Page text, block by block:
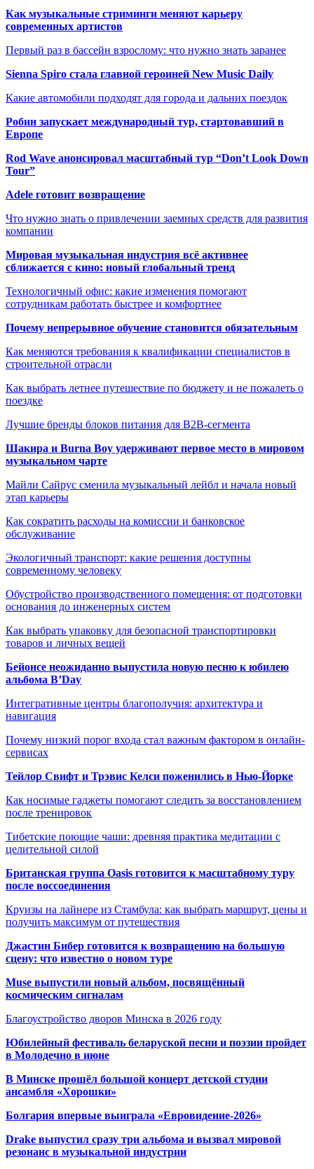
Как музыкальные стриминги меняют карьеру
современных артистов
Первый раз в бассейн взрослому: что нужно знать заранее
Sienna Spiro стала главной героиней New Music Daily
Какие автомобили подходят для города и дальних поездок
Робин запускает международный тур, стартовавший в
Европе
Rod Wave анонсировал масштабный тур “Don’t Look Down
Tour”
Adele готовит возвращение
Что нужно знать о привлечении заемных средств для развития
компании
Мировая музыкальная индустрия всё активнее
сближается с кино: новый глобальный тренд
Технологичный офис: какие изменения помогают
сотрудникам работать быстрее и комфортнее
Почему непрерывное обучение становится обязательным
Как меняются требования к квалификации специалистов в
строительной отрасли
Как выбрать летнее путешествие по бюджету и не пожалеть о
поездке
Лучшие бренды блоков питания для B2B-сегмента
Шакира и Burna Boy удерживают первое место в мировом
музыкальном чарте
Майли Сайрус сменила музыкальный лейбл и начала новый
этап карьеры
Как сократить расходы на комиссии и банковское
обслуживание
Экологичный транспорт: какие решения доступны
современному человеку
Обустройство производственного помещения: от подготовки
основания до инженерных систем
Как выбрать упаковку для безопасной транспортировки
товаров и личных вещей
Бейонсе неожиданно выпустила новую песню к юбилею
альбома B’Day
Интегративные центры благополучия: архитектура и
навигация
Почему низкий порог входа стал важным фактором в онлайн-
сервисах
Тейлор Свифт и Трэвис Келси поженились в Нью-Йорке
Как носимые гаджеты помогают следить за восстановлением
после тренировок
Тибетские поющие чаши: древняя практика медитации с
целительной силой
Британская группа Oasis готовится к масштабному туру
после воссоединения
Круизы на лайнере из Стамбула: как выбрать маршрут, цены и
получить максимум от путешествия
Джастин Бибер готовится к возвращению на большую
сцену: что известно о новом туре
Muse выпустили новый альбом, посвящённый
космическим сигналам
Благоустройство дворов Минска в 2026 году
Юбилейный фестиваль беларуской песни и поэзии пройдет
в Молодечно в июне
В Минске прошёл большой концерт детской студии
ансамбля «Хорошки»
Болгария впервые выиграла «Евровидение-2026»
Drake выпустил сразу три альбома и вызвал мировой
резонанс в музыкальной индустрии